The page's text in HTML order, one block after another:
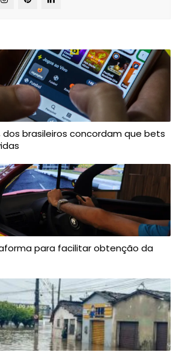
dos brasileiros concordam que bets
para facilitar obtenção da